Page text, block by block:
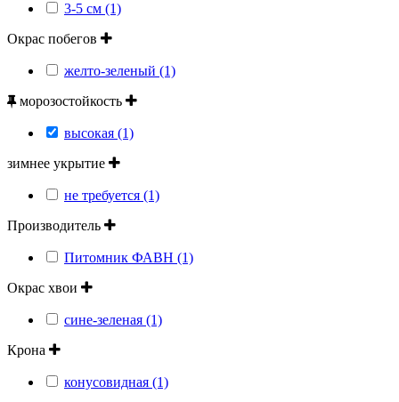
3-5 см (1)
Окрас побегов
желто-зеленый (1)
морозостойкость
высокая (1)
зимнее укрытие
не требуется (1)
Производитель
Питомник ФАВН (1)
Окрас хвои
сине-зеленая (1)
Крона
конусовидная (1)